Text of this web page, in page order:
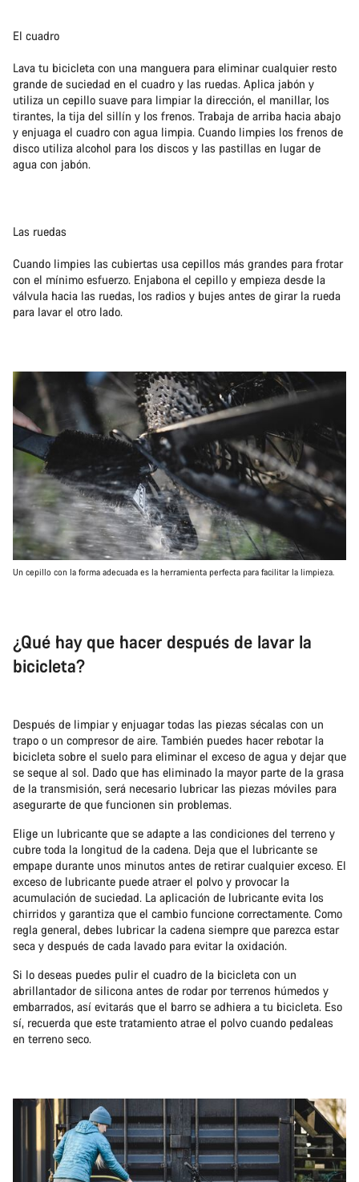
El cuadro
Lava tu bicicleta con una manguera para eliminar cualquier resto
grande de suciedad en el cuadro y las ruedas. Aplica jabón y
utiliza un cepillo suave para limpiar la dirección, el manillar, los
tirantes, la tija del sillín y los frenos. Trabaja de arriba hacia abajo
y enjuaga el cuadro con agua limpia. Cuando limpies los frenos de
disco utiliza alcohol para los discos y las pastillas en lugar de
agua con jabón.
Las ruedas
Cuando limpies las cubiertas usa cepillos más grandes para frotar
con el mínimo esfuerzo. Enjabona el cepillo y empieza desde la
válvula hacia las ruedas, los radios y bujes antes de girar la rueda
para lavar el otro lado.
Un cepillo con la forma adecuada es la herramienta perfecta para facilitar la limpieza.
¿Qué hay que hacer después de lavar la
bicicleta?
Después de limpiar y enjuagar todas las piezas sécalas con un
trapo o un compresor de aire. También puedes hacer rebotar la
bicicleta sobre el suelo para eliminar el exceso de agua y dejar que
se seque al sol. Dado que has eliminado la mayor parte de la grasa
de la transmisión, será necesario lubricar las piezas móviles para
asegurarte de que funcionen sin problemas.
Elige un lubricante que se adapte a las condiciones del terreno y
cubre toda la longitud de la cadena. Deja que el lubricante se
empape durante unos minutos antes de retirar cualquier exceso. El
exceso de lubricante puede atraer el polvo y provocar la
acumulación de suciedad. La aplicación de lubricante evita los
chirridos y garantiza que el cambio funcione correctamente. Como
regla general, debes lubricar la cadena siempre que parezca estar
seca y después de cada lavado para evitar la oxidación.
Si lo deseas puedes pulir el cuadro de la bicicleta con un
abrillantador de silicona antes de rodar por terrenos húmedos y
embarrados, así evitarás que el barro se adhiera a tu bicicleta. Eso
sí, recuerda que este tratamiento atrae el polvo cuando pedaleas
en terreno seco.